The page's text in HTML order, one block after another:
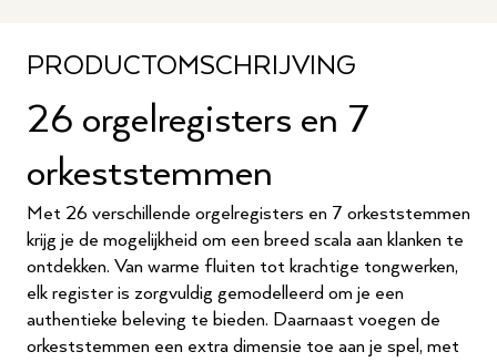
PRODUCTOMSCHRIJVING
26 orgelregisters en 7
orkeststemmen
Met 26 verschillende orgelregisters en 7 orkeststemmen
krijg je de mogelijkheid om een breed scala aan klanken te
ontdekken. Van warme fluiten tot krachtige tongwerken,
elk register is zorgvuldig gemodelleerd om je een
authentieke beleving te bieden. Daarnaast voegen de
orkeststemmen een extra dimensie toe aan je spel, met